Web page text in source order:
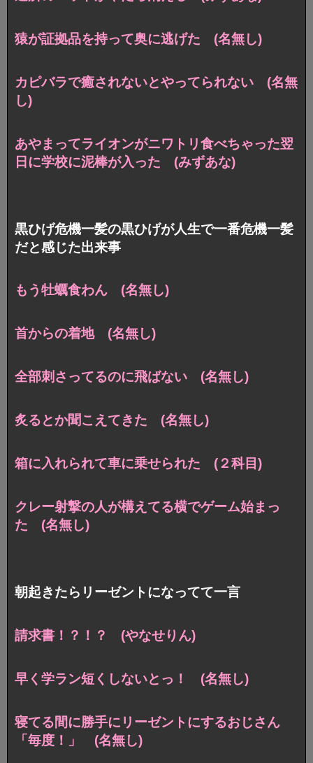
猿が証拠品を持って奥に逃げた (名無し)
カピバラで癒されないとやってられない (名無
し)
あやまってライオンがニワトリ食べちゃった翌
日に学校に泥棒が入った (みずあな)
黒ひげ危機一髪の黒ひげが人生で一番危機一髪
だと感じた出来事
もう牡蠣食わん (名無し)
首からの着地 (名無し)
全部刺さってるのに飛ばない (名無し)
炙るとか聞こえてきた (名無し)
箱に入れられて車に乗せられた (２科目)
クレー射撃の人が構えてる横でゲーム始まっ
た (名無し)
朝起きたらリーゼントになってて一言
請求書！？！？ (やなせりん)
早く学ラン短くしないとっ！ (名無し)
寝てる間に勝手にリーゼントにするおじさん
「毎度！」 (名無し)